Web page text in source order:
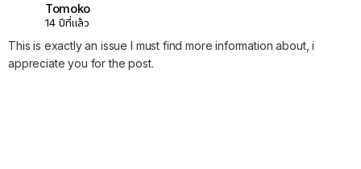
Tomoko
14 ปีที่แล้ว
This is exactly an issue I must find more information about, i
appreciate you for the post.